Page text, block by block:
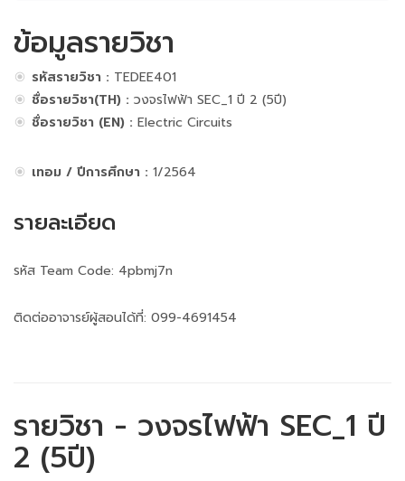
ข้อมูลรายวิชา
รหัสรายวิชา : TEDEE401
ชื่อรายวิชา(TH) : วงจรไฟฟ้า SEC_1 ปี 2 (5ปี)
ชื่อรายวิชา (EN) : Electric Circuits
เทอม / ปีการศึกษา : 1/2564
รายละเอียด
รหัส Team Code: 4pbmj7n
ติดต่ออาจารย์ผู้สอนได้ที่: 099-4691454
รายวิชา - วงจรไฟฟ้า SEC_1 ปี
2 (5ปี)